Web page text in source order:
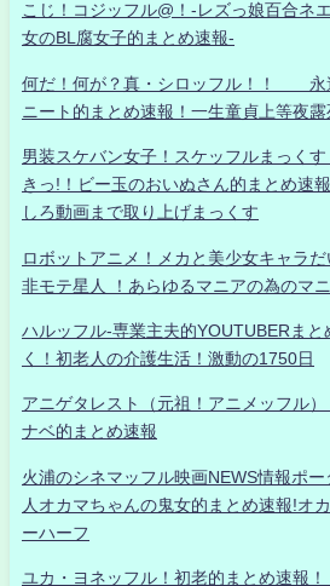
こじ！コジッフル@！-レズっ娘百合ネ
女のBL腐女子的まとめ速報-
何だ！何が？真・シロッフル！！ 永
ニート的まとめ速報！一生童貞上等夜露
男装スケバン女子！スケッフルまっく
きっ!！ビー玉のおいぬさん的まとめ速
しろ動画まで取り上げまっくす
ロボットアニメ！メカと美少女キャラ
非モテ星人 ！あらゆるマニアの為のマ
ハルッフル-専業主夫的YOUTUBERまと
く！初老人の介護生活！激動の1750日
アニゲタレスト（元祖！アニメッフル
ナベ的まとめ速報
火浦のシネマッフル映画NEWS情報ポ
人オカマちゃんの鬼女的まとめ速報!オ
ーハーフ
ユカ・ヨネッフル！初老的まとめ速報